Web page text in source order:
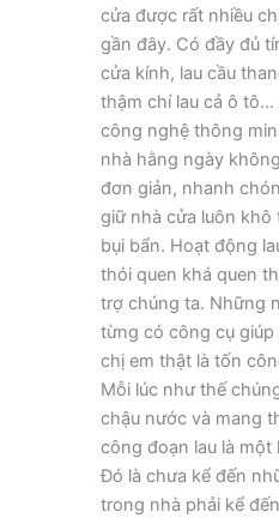
cửa được rất nhiều
gần đây. Có đầy đủ
cửa kính, lau cầu
thậm chí lau cả ô
công nghệ thông
nhà hằng ngày
đơn giản, nhanh
giữ nhà cửa luôn
bụi bẩn. Hoạt động
thói quen khá quen
trợ chúng ta. Những
từng có công cụ giúp
chị em thật là tốn
Mỗi lúc như thế
chậu nước và mang
công đoạn lau là một
Đó là chưa kể đến
trong nhà phải kể